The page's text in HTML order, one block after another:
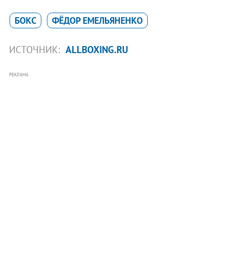
БОКС ФЁДОР ЕМЕЛЬЯНЕНКО
ИСТОЧНИК: ALLBOXING.RU
РЕКЛАМА